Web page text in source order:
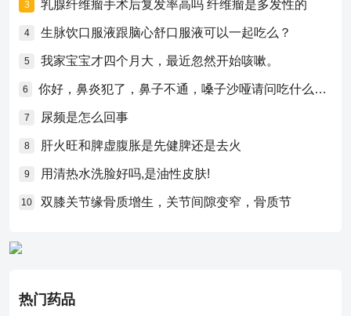
3 乳腺纤维瘤手术后复发率高吗 纤维瘤是多发性的
4 生脉饮口服液跟脑心舒口服液可以一起吃么？
5 我家宝宝才四个月大，最近忽然开始咳嗽。
6 你好，鼻炎犯了，鼻子不通，嗓子沙哑请问吃什么药比较好？
7 尿频是怎么回事
8 肝火旺和脾虚腹胀是先健脾还是去火
9 用清热水洗脸好吗,是油性皮肤!
10 双膝关节缘骨质增生，关节间隙变窄，骨质节
热门药品